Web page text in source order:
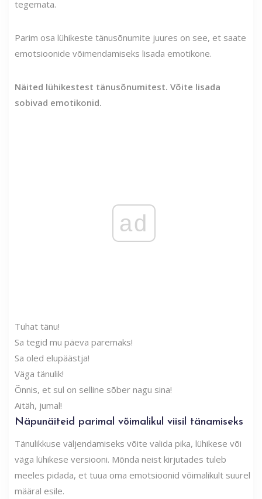
tegemata.
Parim osa lühikeste tänusõnumite juures on see, et saate
emotsioonide võimendamiseks lisada emotikone.
Näited lühikestest tänusõnumitest. Võite lisada
sobivad emotikonid.
ad
Tuhat tänu!
Sa tegid mu päeva paremaks!
Sa oled elupäästja!
Väga tänulik!
Õnnis, et sul on selline sõber nagu sina!
Aitäh, jumal!
Näpunäiteid parimal võimalikul viisil tänamiseks
Tänulikkuse väljendamiseks võite valida pika, lühikese või
väga lühikese versiooni. Mõnda neist kirjutades tuleb
meeles pidada, et tuua oma emotsioonid võimalikult suurel
määral esile.